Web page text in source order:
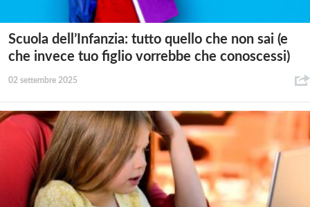
Scuola dell’Infanzia: tutto quello che non sai (e
che invece tuo figlio vorrebbe che conoscessi)
02 settembre 2025